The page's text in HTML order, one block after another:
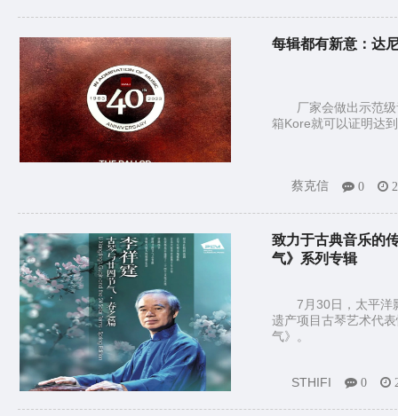
每辑都有新意：达
厂家会做出示范
箱Kore就可以证明达
蔡克信 0
致力于古典音乐的
气》系列专辑
7月30日，太平洋
遗产项目古琴艺术代
气》。
STHIFI 0